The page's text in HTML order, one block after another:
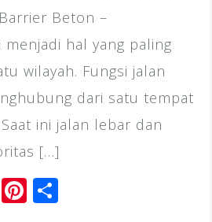
Beton –
hal yang paling
wilayah. Fungsi jalan
dari satu tempat
ini jalan lebar dan
[…]
Li Pi